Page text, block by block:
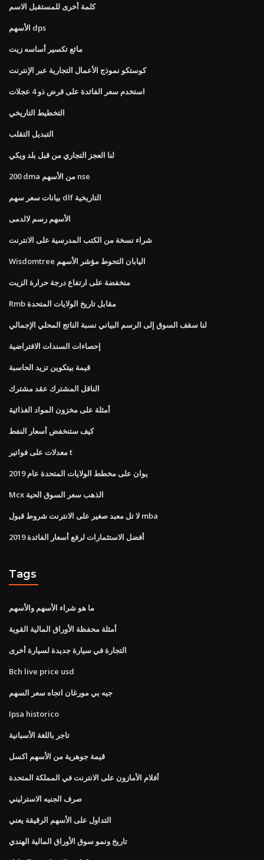
كلمة أخرى للمستقبل الاسم
الأسهم dps
مائع تكسير أساسه زيت
كوستكو نموذج الأعمال التجارية عبر الإنترنت
استخدم سعر الفائدة على قرض ذو 4 عجلات
التخطيط التاريخي
التبديل التقلب
لنا العجز التجاري من قبل بلد ويكي
200 dma من الأسهم nse
بيانات سعر سهم dlf التاريخية
الأسهم رسم لالدمى
شراء نسخة من الكتب المدرسية على الانترنت
Wisdomtree اليابان التحوط مؤشر الأسهم
منخفضة على ارتفاع درجة حرارة الزيت
Rmb مقابل تاريخ الولايات المتحدة
لنا سقف السوق إلى الرسم البياني نسبة الناتج المحلي الإجمالي
إحصاءات السندات الافتراضية
قيمة بيتكوين تزيد الحاسبة
الناقل المشترك عقد مشترك
أمثلة على مخزون المواد الغذائية
كيف ستنخفض أسعار النفط
معدلات على فواتير t
يوان على مخطط الولايات المتحدة عام 2019
Mcx الذهب سعر السوق الحية
لا تل معبد صغير على الانترنت شروط قبول mba
أفضل الاستثمارات لرفع أسعار الفائدة 2019
Tags
ما هو شراء الأسهم والأسهم
أمثلة محفظة الأوراق المالية القوية
التجارة في سيارة جديدة لسيارة أخرى
Bch live price usd
جيه بي مورغان اتجاه سعر السهم
Ipsa historico
تاجر باللغة الأسبانية
قيمة جوهرية من الأسهم اكسل
أفلام الأمازون على الانترنت في المملكة المتحدة
صرف الجنيه الاسترليني
التداول على الأسهم الرقيقة يعني
تاريخ ونمو سوق الأوراق المالية الهندي